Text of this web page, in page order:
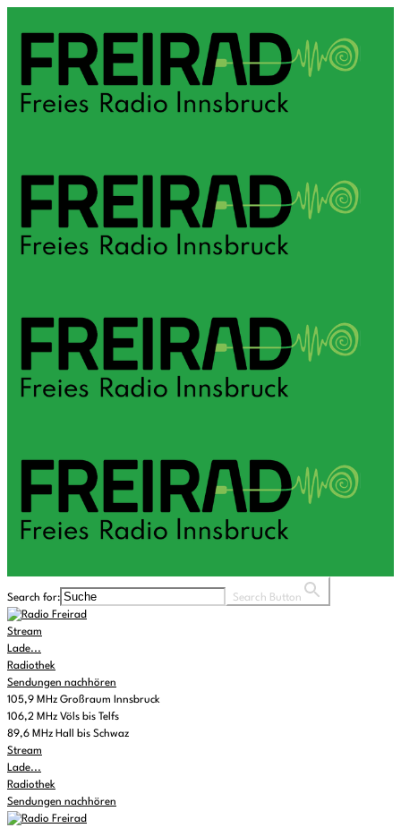
Search for: Search Button
Stream
Lade...
Radiothek
Sendungen nachhören
105,9 MHz Großraum Innsbruck
106,2 MHz Völs bis Telfs
89,6 MHz Hall bis Schwaz
Stream
Lade...
Radiothek
Sendungen nachhören